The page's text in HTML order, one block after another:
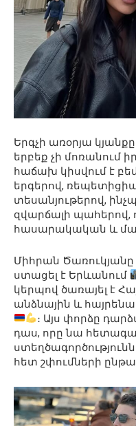
Երգչի առօրյա
երբեք չի մոռանում
հաճախ կիսվում է
երգերով,
տեսանյութերով,
զվարճալի պահերով,
հասարակական և
Միհրան Ծառուկյանը
ստացել է Երևանում
կերպով ծառայել է
անձնային և
։ Այս փորձը
դաս, որը նա
հետ շփումների